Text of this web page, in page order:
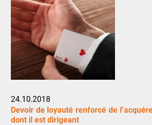
24.10.2018
Devoir de loyauté renforcé de
dont il est dirigeant